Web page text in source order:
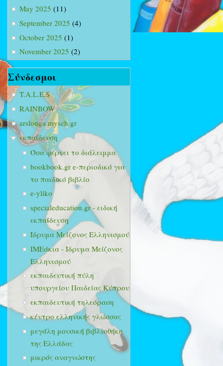
May 2025 (11)
September 2025 (4)
October 2025 (1)
November 2025 (2)
Σύνδεσμοι
T.A.L.E.S
RAINBOW
arslonga.mysch.gr
εκπαίδευση
Όσα φέρνει το διάλειμμα
bookbook.gr e-περιοδικό για
το παιδικό βιβλίο
e-yliko
specialeducation.gr - ειδική
εκπαίδευση
Ίδρυμα Μείζονος Ελληνισμού
ΙΜΕάκια - Ίδρυμα Μείζονος
Ελληνισμού
εκπαιδευτική πύλη
υπουργείου Παιδείας Κύπρου
εκπαιδευτική τηλεόραση
κέντρο ελληνικής γλώσσας
μεγάλη μουσική βιβλιοθήκη
της Ελλάδας
μικρός αναγνώστης